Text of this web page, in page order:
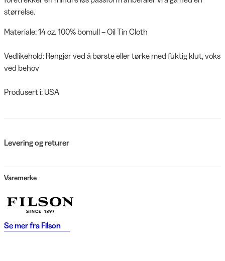
størrelse.
Materiale: 14 oz. 100% bomull – Oil Tin Cloth
Vedlikehold: Rengjør ved å børste eller tørke med fuktig klut, voks
ved behov
Produsert i: USA
Levering og returer
Varemerke
Se mer fra Filson